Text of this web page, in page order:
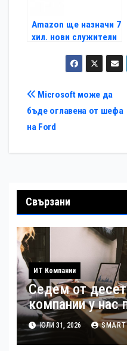
Amazon ще назначи 7
хил. нови служители
Навигация
Microsoft може да
бъде оглавена от шефа
на Ford
Свързани
ИТ Компании
Седем от десет
компании у нас
хибридна
ЮЛИ 31, 2026